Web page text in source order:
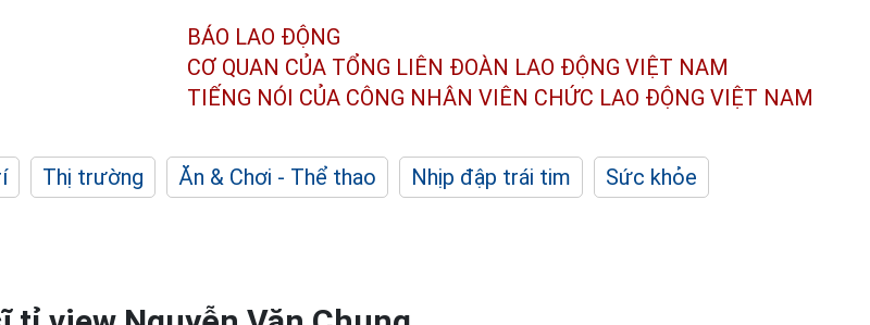
BÁO LAO ĐỘNG
CƠ QUAN CỦA TỔNG LIÊN ĐOÀN LAO ĐỘNG VIỆT NAM
TIẾNG NÓI CỦA CÔNG NHÂN VIÊN CHỨC LAO ĐỘNG VIỆT NAM
Thị trường Ăn & Chơi - Thể thao Nhịp đập trái tim
Sức khỏe